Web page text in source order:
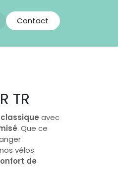
Contact
TR
avec
. Que ce
vélos
de